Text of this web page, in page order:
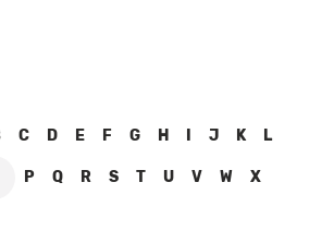
C D E F G H J K L
P Q R S T U V W X